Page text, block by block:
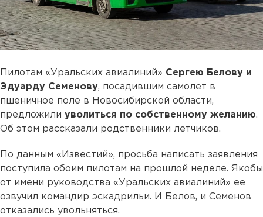
Пилотам «Уральских авиалиний» Сергею Белову и
Эдуарду Семенову, посадившим самолет в
пшеничное поле в Новосибирской области,
предложили уволиться по собственному желанию.
Об этом рассказали родственники летчиков.
По данным «Известий», просьба написать заявления
поступила обоим пилотам на прошлой неделе. Якобы
от имени руководства «Уральских авиалиний» ее
озвучил командир эскадрильи. И Белов, и Семенов
отказались увольняться.